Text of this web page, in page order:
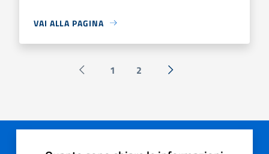
VAI ALLA PAGINA
Pagina precedente
1 2 Successiva »